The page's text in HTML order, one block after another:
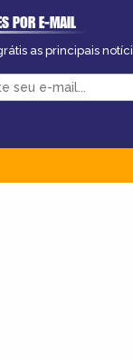
POR E-MAIL
as principais